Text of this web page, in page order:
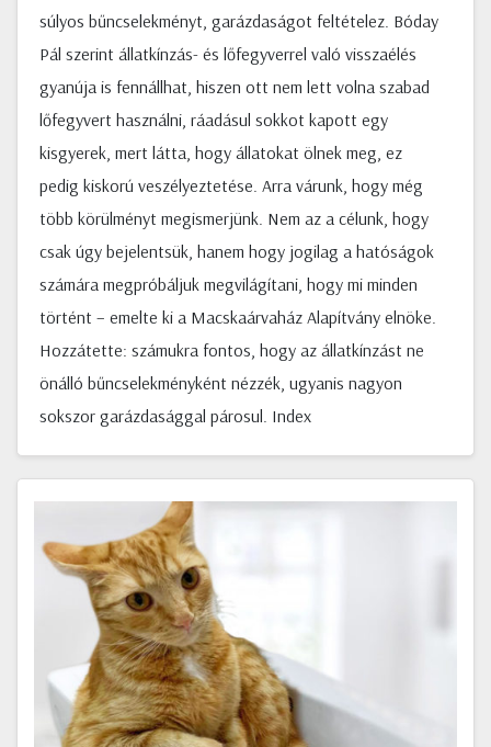
súlyos bűncselekményt, garázdaságot feltételez. Bóday
Pál szerint állatkínzás- és lőfegyverrel való visszaélés
gyanúja is fennállhat, hiszen ott nem lett volna szabad
lőfegyvert használni, ráadásul sokkot kapott egy
kisgyerek, mert látta, hogy állatokat ölnek meg, ez
pedig kiskorú veszélyeztetése. Arra várunk, hogy még
több körülményt megismerjünk. Nem az a célunk, hogy
csak úgy bejelentsük, hanem hogy jogilag a hatóságok
számára megpróbáljuk megvilágítani, hogy mi minden
történt – emelte ki a Macskaárvaház Alapítvány elnöke.
Hozzátette: számukra fontos, hogy az állatkínzást ne
önálló bűncselekményként nézzék, ugyanis nagyon
sokszor garázdasággal párosul. Index